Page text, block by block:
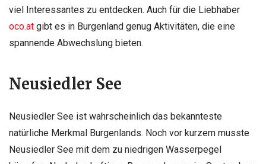
viel Interessantes zu entdecken. Auch für die Liebhaber
oco.at gibt es in Burgenland genug Aktivitäten, die eine
spannende Abwechslung bieten.
Neusiedler See
Neusiedler See ist wahrscheinlich das bekannteste
natürliche Merkmal Burgenlands. Noch vor kurzem musste
Neusiedler See mit dem zu niedrigen Wasserpegel